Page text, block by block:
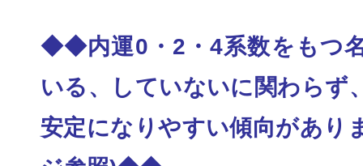
◆◆内運0・2・4系数をもつ
いる、していないに関わらず
安定になりやすい傾向があり